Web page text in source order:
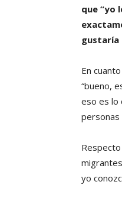
que “yo
gustaría
En
“bueno,
eso es lo
personas
yo